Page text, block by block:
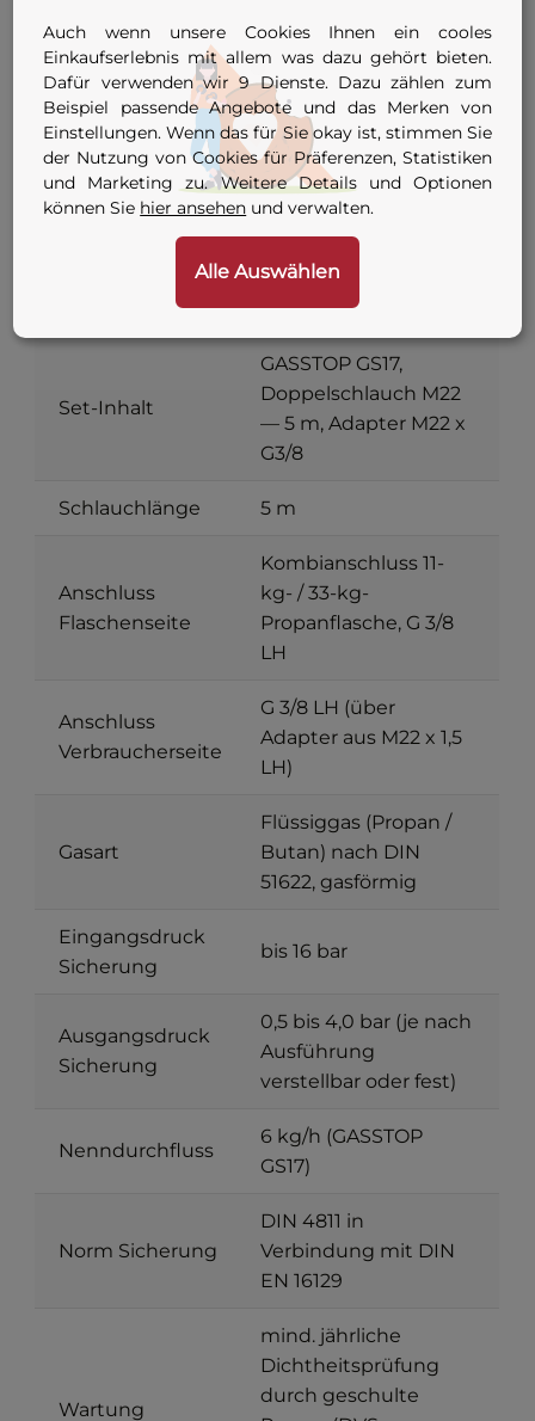
kombiniert mit GASSTOP und Adapter aus
dem Set.
Doppelschlauch 20 m— für besonders
weiträumige Einsätze.
Technische Daten — Set-Zusammenstellung
Wert
Set-Inhalt
GASSTOP GS17,
Doppelschlauch M22
— 5 m, Adapter M22 x
G3/8
Schlauchlänge 5 m
Anschluss
Flaschenseite
Kombianschluss 11-
kg- / 33-kg-
Propanflasche, G 3/8
LH
Anschluss
Verbraucherseite
G 3/8 LH (über
Adapter aus M22 x 1,5
LH)
Gasart
Flüssiggas (Propan /
Butan) nach DIN
51622, gasförmig
Eingangsdruck
Sicherung
bis 16 bar
Ausgangsdruck
Sicherung
0,5 bis 4,0 bar (je nach
Ausführung
verstellbar oder fest)
Nenndurchfluss
6 kg/h (GASSTOP
GS17)
Norm Sicherung
DIN 4811 in
Verbindung mit DIN
EN 16129
Wartung
mind. jährliche
Dichtheitsprüfung
durch geschulte
Auch wenn unsere Cookies Ihnen ein cooles
Einkaufserlebnis mit allem was dazu gehört bieten.
Dafür verwenden wir 9 Dienste. Dazu zählen zum
Beispiel passende Angebote und das Merken von
Einstellungen. Wenn das für Sie okay ist, stimmen Sie
der Nutzung von Cookies für Präferenzen, Statistiken
und Marketing zu. Weitere Details und Optionen
können Sie hier ansehen und verwalten.
Alle Auswählen